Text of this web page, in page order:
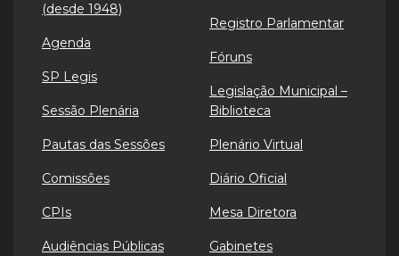
(desde 1948)
Agenda
SP Legis
Sessão Plenária
Pautas das Sessões
Comissões
CPIs
Audiências Públicas
Registro Parlamentar
Fóruns
Legislação Municipal –
Biblioteca
Plenário Virtual
Diário Oficial
Mesa Diretora
Gabinetes